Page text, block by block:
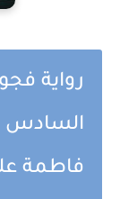
رواية
السادس
فاطمة